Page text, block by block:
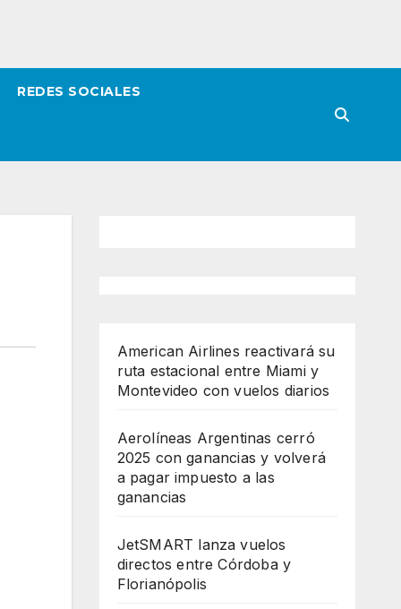
REDES SOCIALES
American Airlines reactivará su
ruta estacional entre Miami y
Montevideo con vuelos diarios
Aerolíneas Argentinas cerró
2025 con ganancias y volverá
a pagar impuesto a las
ganancias
JetSMART lanza vuelos
directos entre Córdoba y
Florianópolis